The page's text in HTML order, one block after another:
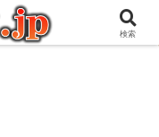
快な日々を綴るブログ
検索